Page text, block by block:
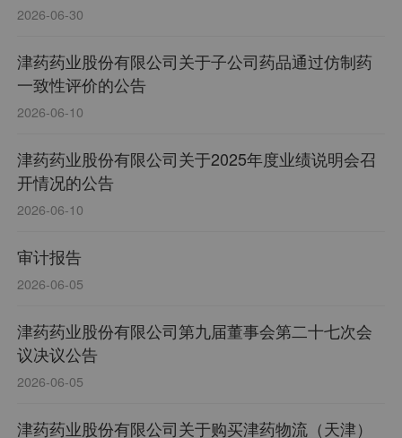
2026-06-30
津药药业股份有限公司关于子公司药品通过仿制药
一致性评价的公告
2026-06-10
津药药业股份有限公司关于2025年度业绩说明会召
开情况的公告
2026-06-10
审计报告
2026-06-05
津药药业股份有限公司第九届董事会第二十七次会
议决议公告
2026-06-05
津药药业股份有限公司关于购买津药物流（天津）